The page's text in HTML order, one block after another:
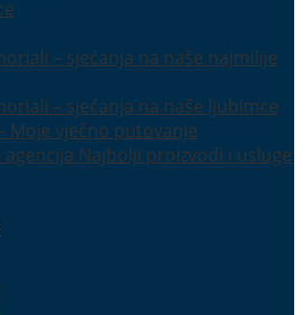
– sjećanja na naše najmilije
– sjećanja na naše ljubimce
Moje vječno putovanje
agencija Najbolji proizvodi i usluge